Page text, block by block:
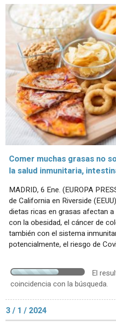
Comer muchas grasas no
la salud inmunitaria,
MADRID, 6 Ene. (EUROPA
de California en Riverside
dietas ricas en grasas afectan
con la obesidad, el cáncer de
también con el sistema
potencialmente, el riesgo de
El
coincidencia con la búsqueda.
3 / 1 / 2024